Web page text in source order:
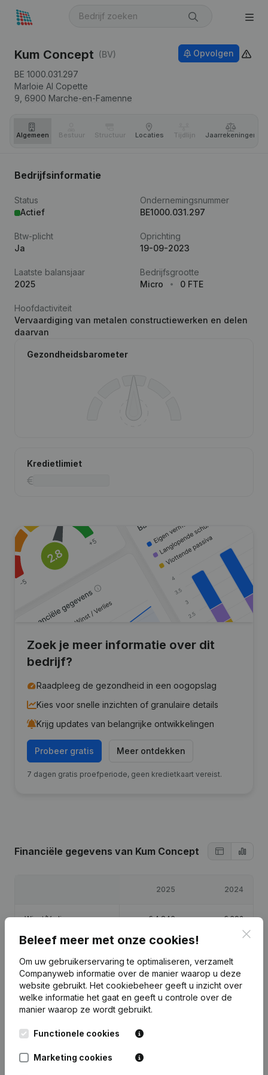
Kum Concept (BV)
BE 1000.031.297
Marloie Al Copette
9, 6900 Marche-en-Famenne
Opvolgen
Algemeen Bestuur Structuur Locaties Tijdlijn Jaar­rekeningen
Bedrijfsinformatie
Status
Actief
Ondernemingsnummer
BE1000.031.297
Btw-plicht
Ja
Oprichting
19-09-2023
Laatste balansjaar
2025
Bedrijfsgrootte
Micro
0 FTE
Hoofdactiviteit
Vervaardiging van metalen constructiewerken en delen
daarvan
Gezondheidsbarometer
Kredietlimiet
Zoek je meer informatie over dit
bedrijf?
Raadpleeg de gezondheid in een oogopslag
Kies voor snelle inzichten of granulaire details
Krijg updates van belangrijke ontwikkelingen
Probeer gratis Meer ontdekken
7 dagen gratis proefperiode, geen kredietkaart vereist.
Financiële gegevens van Kum Concept
2025 2024
Winst/Verlies €4.846 €692
Brutomarge € 52.836 €108.625
Beleef meer met onze cookies!
Om uw gebruikerservaring te optimaliseren, verzamelt
Companyweb informatie over de manier waarop u deze
website gebruikt. Het cookiebeheer geeft u inzicht over
welke informatie het gaat en geeft u controle over de
manier waarop ze wordt gebruikt.
Functionele cookies
Marketing cookies